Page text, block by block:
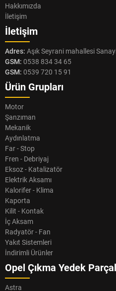
Hakkımızda
İletişim
İletişim
Adres: Aşık Seyrani mahallesi
GSM: 0538 834 34 65
GSM: 0539 720 15 91
Ürün Grupları
Motor
Şanzıman
Mekanik
Aydınlatma
Far - Stop
Fren - Debriyaj
Eksoz - Katalizatör
Elektrik Aksamı
Kalorifer - Klima
Kaporta
Kilit - Kontak
İç Aksam
Radyatör - Fan
Yakıt Sistemleri
İndirimli Ürünler
Opel Çıkma Yedek
Astra